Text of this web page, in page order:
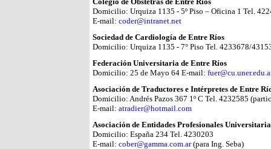
Domicilio: Urquiza 1135 - 5º Piso – Oficina 1 Tel.
E-mail: coder@intranet.net
Sociedad de Cardiología de Entre Ríos
Domicilio: Urquiza 1135 - 7° Piso Tel. 4233678/
Federación Universitaria de Entre Ríos
Domicilio: 25 de Mayo 64 E-mail:
Asociación de Traductores e Intérpretes de Entre
Domicilio: Andrés Pazos 367 1º C Tel. 4232585
E-mail: atradier@hotmail.com
Asociación de Entidades Profesionales
Domicilio: España 234 Tel. 4230203
E-mail: cober@gamma.com.ar(para Ing. Seba)